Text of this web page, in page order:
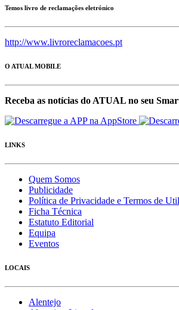
Temos livro de reclamações eletrónico
http://www.livroreclamacoes.pt
O ATUAL MOBILE
Receba as notícias do ATUAL no seu
LINKS
Quem Somos
Publicidade
Política de Privacidade e Termos de
Ficha Técnica
Estatuto Editorial
Equipa
Eventos
LOCAIS
Alentejo